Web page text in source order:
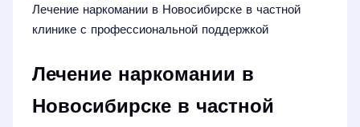
Лечение наркомании в Новосибирске в частной
клинике с профессиональной поддержкой
Лечение наркомании в
Новосибирске в частной